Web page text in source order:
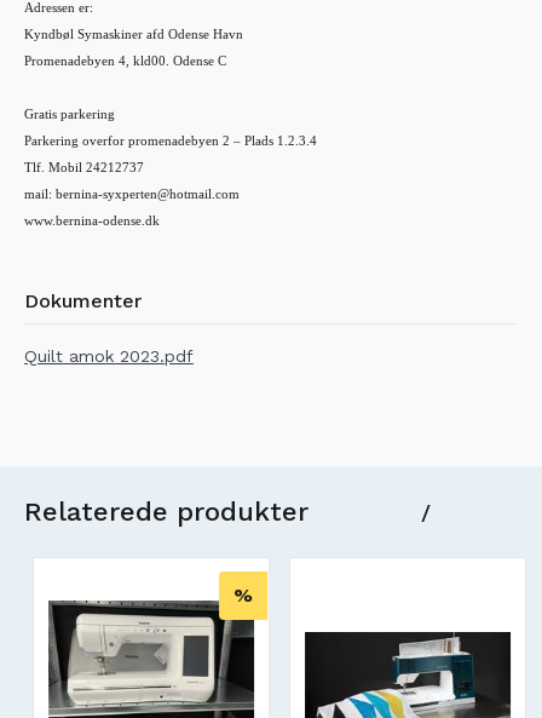
Adressen er:
Kyndbøl Symaskiner afd Odense Havn
Promenadebyen 4, kld00. Odense C
Gratis parkering
Parkering overfor promenadebyen 2 – Plads 1.2.3.4
Tlf. Mobil 24212737
mail: bernina-syxperten@hotmail.com
www.bernina-odense.dk
Dokumenter
Quilt amok 2023.pdf
Relaterede produkter /
%